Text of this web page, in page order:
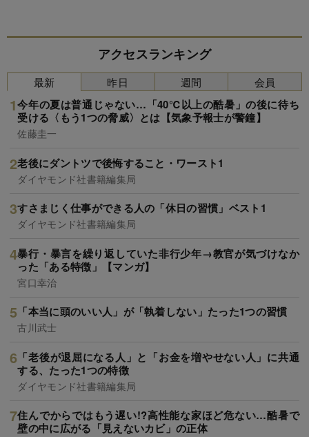
アクセスランキング
最新
今年の夏は普通じゃない…「40℃以上の酷暑」の後に待ち
受ける〈もう1つの脅威〉とは【気象予報士が警鐘】
佐藤圭一
老後にダントツで後悔すること・ワースト1
ダイヤモンド社書籍編集局
すさまじく仕事ができる人の「休日の習慣」ベスト1
ダイヤモンド社書籍編集局
暴行・暴言を繰り返していた非行少年→教官が気づけなか
った「ある特徴」【マンガ】
宮口幸治
「本当に頭のいい人」が「執着しない」たった1つの習慣
古川武士
「老後が退屈になる人」と「お金を増やせない人」に共通
する、たった1つの特徴
ダイヤモンド社書籍編集局
住んでからではもう遅い!?高性能な家ほど危ない…酷暑で
壁の中に広がる「見えないカビ」の正体
昨日 週間 会員